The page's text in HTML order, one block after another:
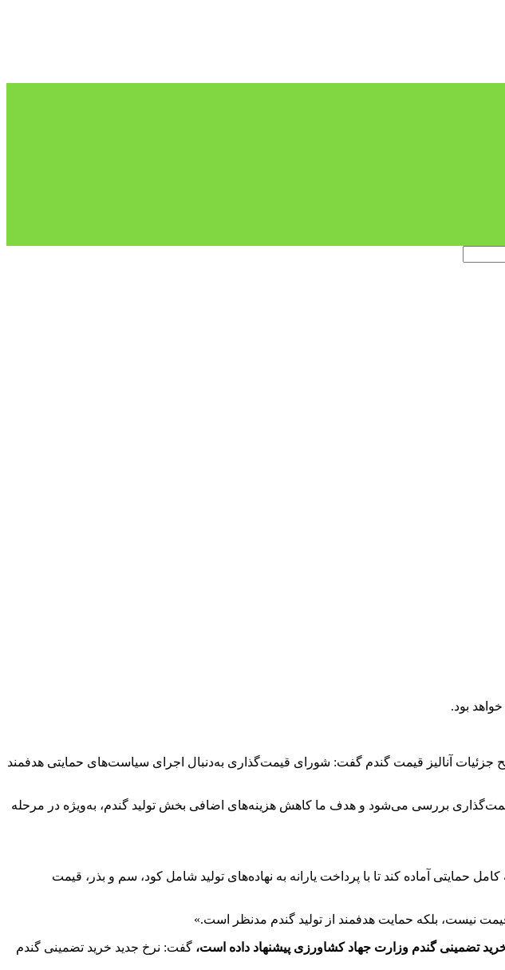
آنالیز قیمت گندم گفت: شورای قیمت‌گذاری به‌دنبال اجرای سیاست‌های حمایتی هدفمند
بررسی می‌شود و هدف ما کاهش هزینه‌های اضافی بخش تولید گندم، به‌ویژه در مرحله
آماده کند تا با پرداخت یارانه به نهاده‌های تولید شامل کود، سم و بذر، قیمت
نیست، بلکه حمایت هدفمند از تولید گندم مدنظر است.»
تضمینی گندم وزارت جهاد کشاورزی پیشنهاد داده است، گفت: نرخ جدید خرید تضمینی گندم